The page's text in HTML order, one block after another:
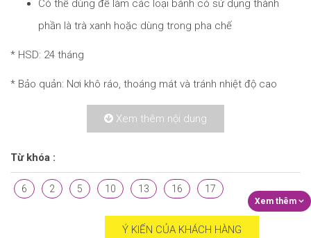
Có thể dùng để làm các loại bánh có sử dụng thành
phần là trà xanh hoặc dùng trong pha chế
* HSD: 24 tháng
* Bảo quản: Nơi khô ráo, thoáng mát và tránh nhiệt độ cao
Xem thêm nội dung
Từ khóa :
6 2 5 10 13 16 17
Ý KIẾN CỦA KHÁCH HÀNG